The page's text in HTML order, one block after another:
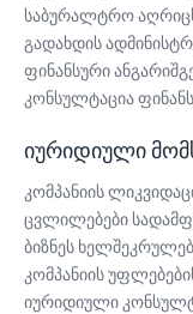
საბურალტრო
გადახდის
ფინანსური
კონსულტაცია
იურიდიული
კომპანიის
ცვლილებები
ბიზნეს
კომპანიის
იურიდიული